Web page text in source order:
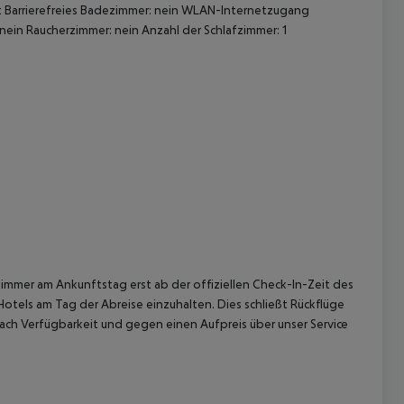
Badezimmer: nein WLAN-Internetzugang
Raucherzimmer: nein Anzahl der Schlafzimmer: 1
am Ankunftstag erst ab der offiziellen Check-In-Zeit des
am Tag der Abreise einzuhalten. Dies schließt Rückflüge
Verfügbarkeit und gegen einen Aufpreis über unser Service